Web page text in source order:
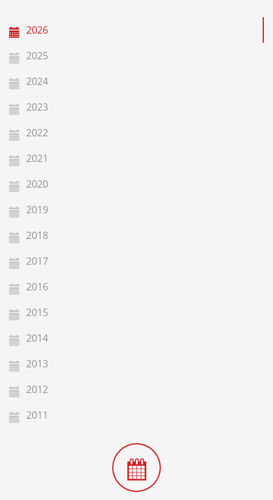
2026
2025
2024
2023
2022
2021
2020
2019
2018
2017
2016
2015
2014
2013
2012
2011